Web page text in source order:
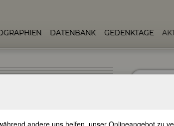
DATENBANK GEDENKTAGE
andere uns helfen, unser Onlineangebot zu